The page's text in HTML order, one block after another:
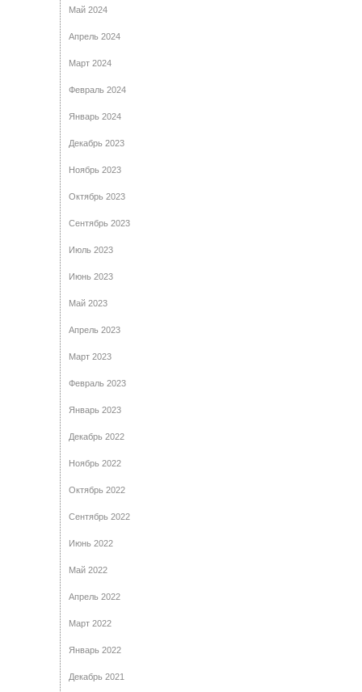
Май 2024
Апрель 2024
Март 2024
Февраль 2024
Январь 2024
Декабрь 2023
Ноябрь 2023
Октябрь 2023
Сентябрь 2023
Июль 2023
Июнь 2023
Май 2023
Апрель 2023
Март 2023
Февраль 2023
Январь 2023
Декабрь 2022
Ноябрь 2022
Октябрь 2022
Сентябрь 2022
Июнь 2022
Май 2022
Апрель 2022
Март 2022
Январь 2022
Декабрь 2021